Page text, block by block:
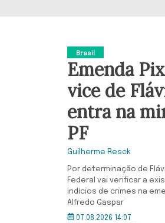
Brasil
Emenda
vice de
entra na
PF
Guilherme Resck
Por determinação de
Federal vai verificar a
indícios de crimes na
Alfredo Gaspar
07.08.2026 14:07